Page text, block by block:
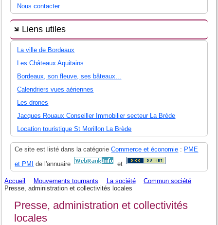
Nous contacter
Liens utiles
La ville de Bordeaux
Les Châteaux Aquitains
Bordeaux, son fleuve, ses bâteaux...
Calendriers vues aériennes
Les drones
Jacques Rouaux Conseiller Immobilier secteur La Brède
Location touristique St Morillon La Brède
Ce site est listé dans la catégorieCommerce et économie : PME
et PMI
de l'annuaire et
Accueil Mouvements tournants La société
Commun société
Presse, administration et collectivités locales
Presse, administration et collectivités
locales